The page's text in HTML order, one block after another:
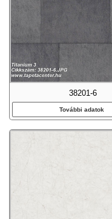
38201-6
További adatok